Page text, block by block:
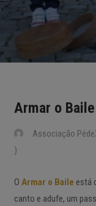
Armar o
Associação
)
O Armar o Baile está
canto e adufe, um